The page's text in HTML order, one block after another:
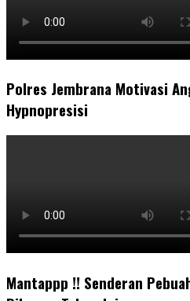
Polres Jembrana Motivasi
Hypnopresisi
Mantappp !! Senderan